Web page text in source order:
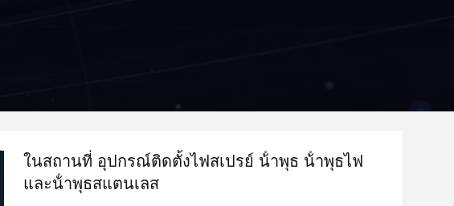
ในสถานที่ อุปกรณ์ติดตั้งไฟสเปรย์ น้ําพุธ น้ําพุธไฟ
และน้ําพุธสแตนเลส